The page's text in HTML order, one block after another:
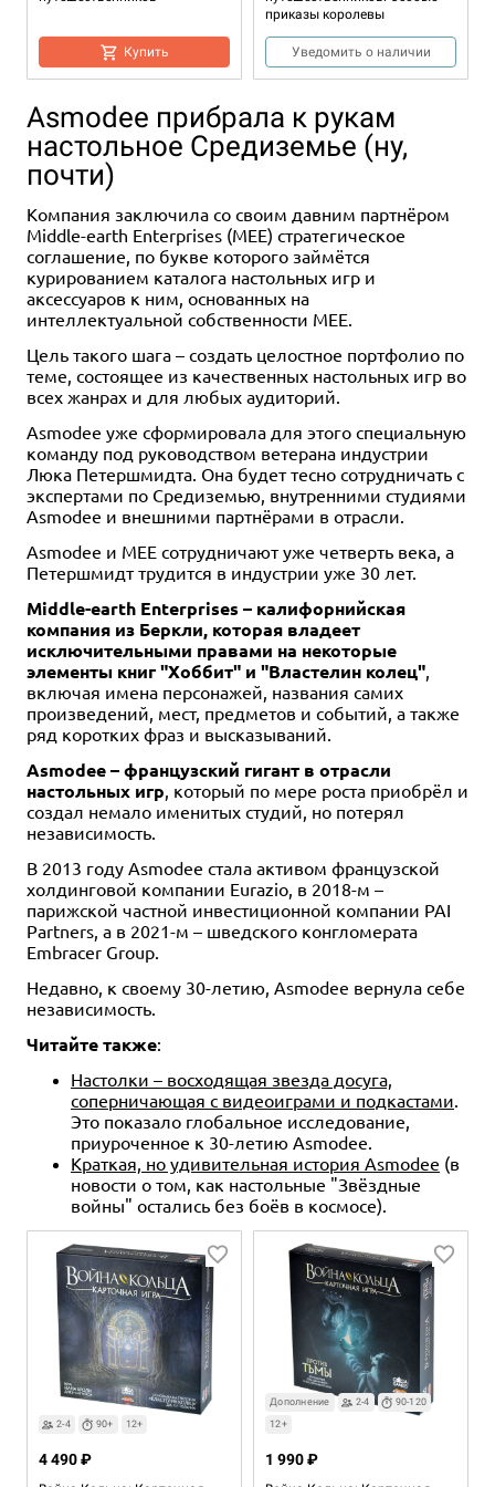
Купить
приказы королевы
Уведомить о наличии
8 отзывов
5 990 ₽
Купить
3 490 ₽
Купить
Asmodee прибрала к рукам
настольное Средиземье (ну,
почти)
Компания заключила со своим давним партнёром
Middle-earth Enterprises (MEE) стратегическое
соглашение, по букве которого займётся
курированием каталога настольных игр и
аксессуаров к ним, основанных на
интеллектуальной собственности MEE.
Цель такого шага – создать целостное портфолио по
теме, состоящее из качественных настольных игр во
всех жанрах и для любых аудиторий.
Asmodee уже сформировала для этого специальную
команду под руководством ветерана индустрии
Люка Петершмидта. Она будет тесно сотрудничать с
экспертами по Средиземью, внутренними студиями
Asmodee и внешними партнёрами в отрасли.
Asmodee и MEE сотрудничают уже четверть века, а
Петершмидт трудится в индустрии уже 30 лет.
Middle-earth Enterprises – калифорнийская
компания из Беркли, которая владеет
исключительными правами на некоторые
элементы книг "Хоббит" и "Властелин колец",
включая имена персонажей, названия самих
произведений, мест, предметов и событий, а также
ряд коротких фраз и высказываний.
Asmodee – французский гигант в отрасли
настольных игр, который по мере роста приобрёл и
создал немало именитых студий, но потерял
независимость.
В 2013 году Asmodee стала активом французской
холдинговой компании Eurazio, в 2018-м –
парижской частной инвестиционной компании PAI
Partners, а в 2021-м – шведского конгломерата
Embracer Group.
Недавно, к своему 30-летию, Asmodee вернула себе
независимость.
Читайте также:
Настолки – восходящая звезда досуга,
соперничающая с видеоиграми и подкастами.
Это показало глобальное исследование,
приуроченное к 30-летию Asmodee.
Краткая, но удивительная история Asmodee (в
новости о том, как настольные "Звёздные
войны" остались без боёв в космосе).
2-4 90+ 12+
4 490 ₽
Дополнение 2-4
90-120
12+
1 990 ₽